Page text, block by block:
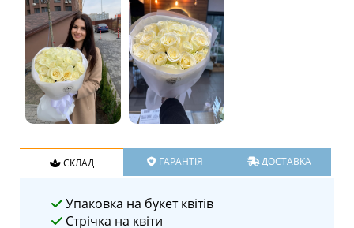
СКЛАД ГАРАНТІЯ ДОСТАВКА
Упаковка на букет квітів
Стрічка на квіти